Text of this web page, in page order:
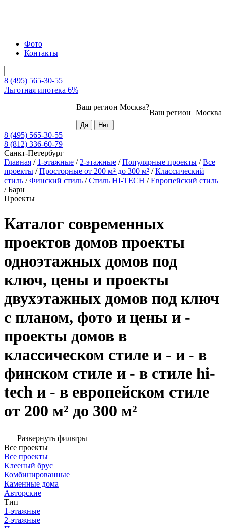
Фото
Контакты
8 (495) 565-30-55
Льготная ипотека 6%
Москва
Ваш регион
Ваш регион Москва?
8 (495) 565-30-55
8 (812) 336-60-79
Санкт-Петербург
Главная / 1-этажные / 2-этажные /Популярные проекты /Все
проекты /Просторные от 200 м² до 300 м² /Классический
стиль /Финский стиль /Стиль HI-TECH /Европейский стиль
/Барн
Проекты
Каталог современных
проектов домов проекты
одноэтажных домов под
ключ, цены и проекты
двухэтажных домов под ключ
с планом, фото и цены и -
проекты домов в
классическом стиле и - и - в
финском стиле и - в стиле hi-
tech и - в европейском стиле
от 200 м² до 300 м²
Развернуть фильтры
Все проекты
Все проекты
Клееный брус
Комбинированные
Каменные дома
Авторские
Тип
1-этажные
2-этажные